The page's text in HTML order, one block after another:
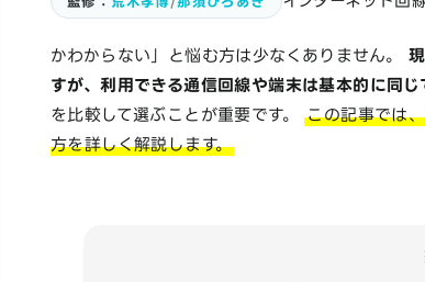
かわからない」と悩む方は少なくありません。
すが、利用できる通信回線や端末は基本的に同じ
を比較して選ぶことが重要です。この記事では
方を詳しく解説します。